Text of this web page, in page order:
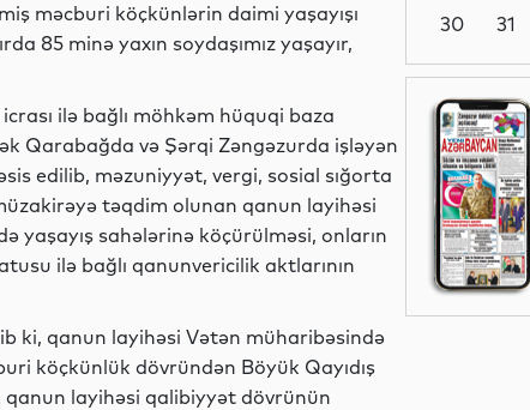
məcburi köçkünlərin daimi yaşayışı
85 minə yaxın soydaşımız yaşayır,
ilə bağlı möhkəm hüquqi baza
Qarabağda və Şərqi Zəngəzurda işləyən
edilib, məzuniyyət, vergi, sosial sığorta
təqdim olunan qanun layihəsi
yaşayış sahələrinə köçürülməsi, onların
ilə bağlı qanunvericilik aktlarının
ki, qanun layihəsi Vətən müharibəsində
köçkünlük dövründən Böyük Qayıdış
layihəsi qalibiyyət dövrünün
Siyasət
Siyasət
30
31